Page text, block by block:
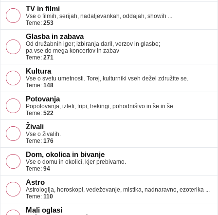
TV in filmi
Vse o filmih, serijah, nadaljevankah, oddajah, showih ...
Teme: 253
Glasba in zabava
Od družabnih iger; izbiranja daril, verzov in glasbe;
pa vse do mega koncertov in zabav
Teme: 271
Kultura
Vse o svetu umetnosti. Torej, kulturniki vseh dežel združite se.
Teme: 148
Potovanja
Popotovanja, izleti, tripi, trekingi, pohodništvo in še in še...
Teme: 522
Živali
Vse o živalih.
Teme: 176
Dom, okolica in bivanje
Vse o domu in okolici, kjer prebivamo.
Teme: 94
Astro
Astrologija, horoskopi, vedeževanje, mistika, nadnaravno, ezoterika ...
Teme: 110
Mali oglasi